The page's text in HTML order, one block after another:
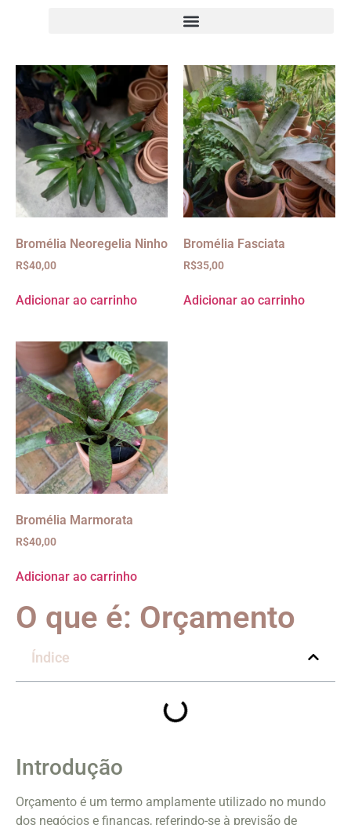
Bromélia Neoregelia Ninho
R$40,00
Adicionar ao carrinho
Bromélia Fasciata
R$35,00
Adicionar ao carrinho
Bromélia Marmorata
R$40,00
Adicionar ao carrinho
O que é: Orçamento
Índice
Introdução
Orçamento é um termo amplamente utilizado no mundo
dos negócios e finanças, referindo-se à previsão de